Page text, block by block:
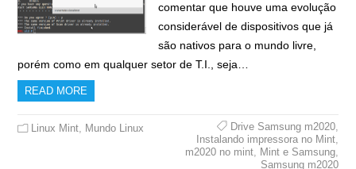
comentar que houve uma evolução
considerável de dispositivos que já
são nativos para o mundo livre,
porém como em qualquer setor de T.I., seja…
READ MORE
Linux Mint, Mundo Linux Drive Samsung m2020,
Instalando impressora no Mint,
m2020 no mint, Mint e Samsung,
Samsung m2020